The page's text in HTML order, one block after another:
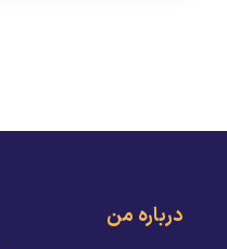
درباره من